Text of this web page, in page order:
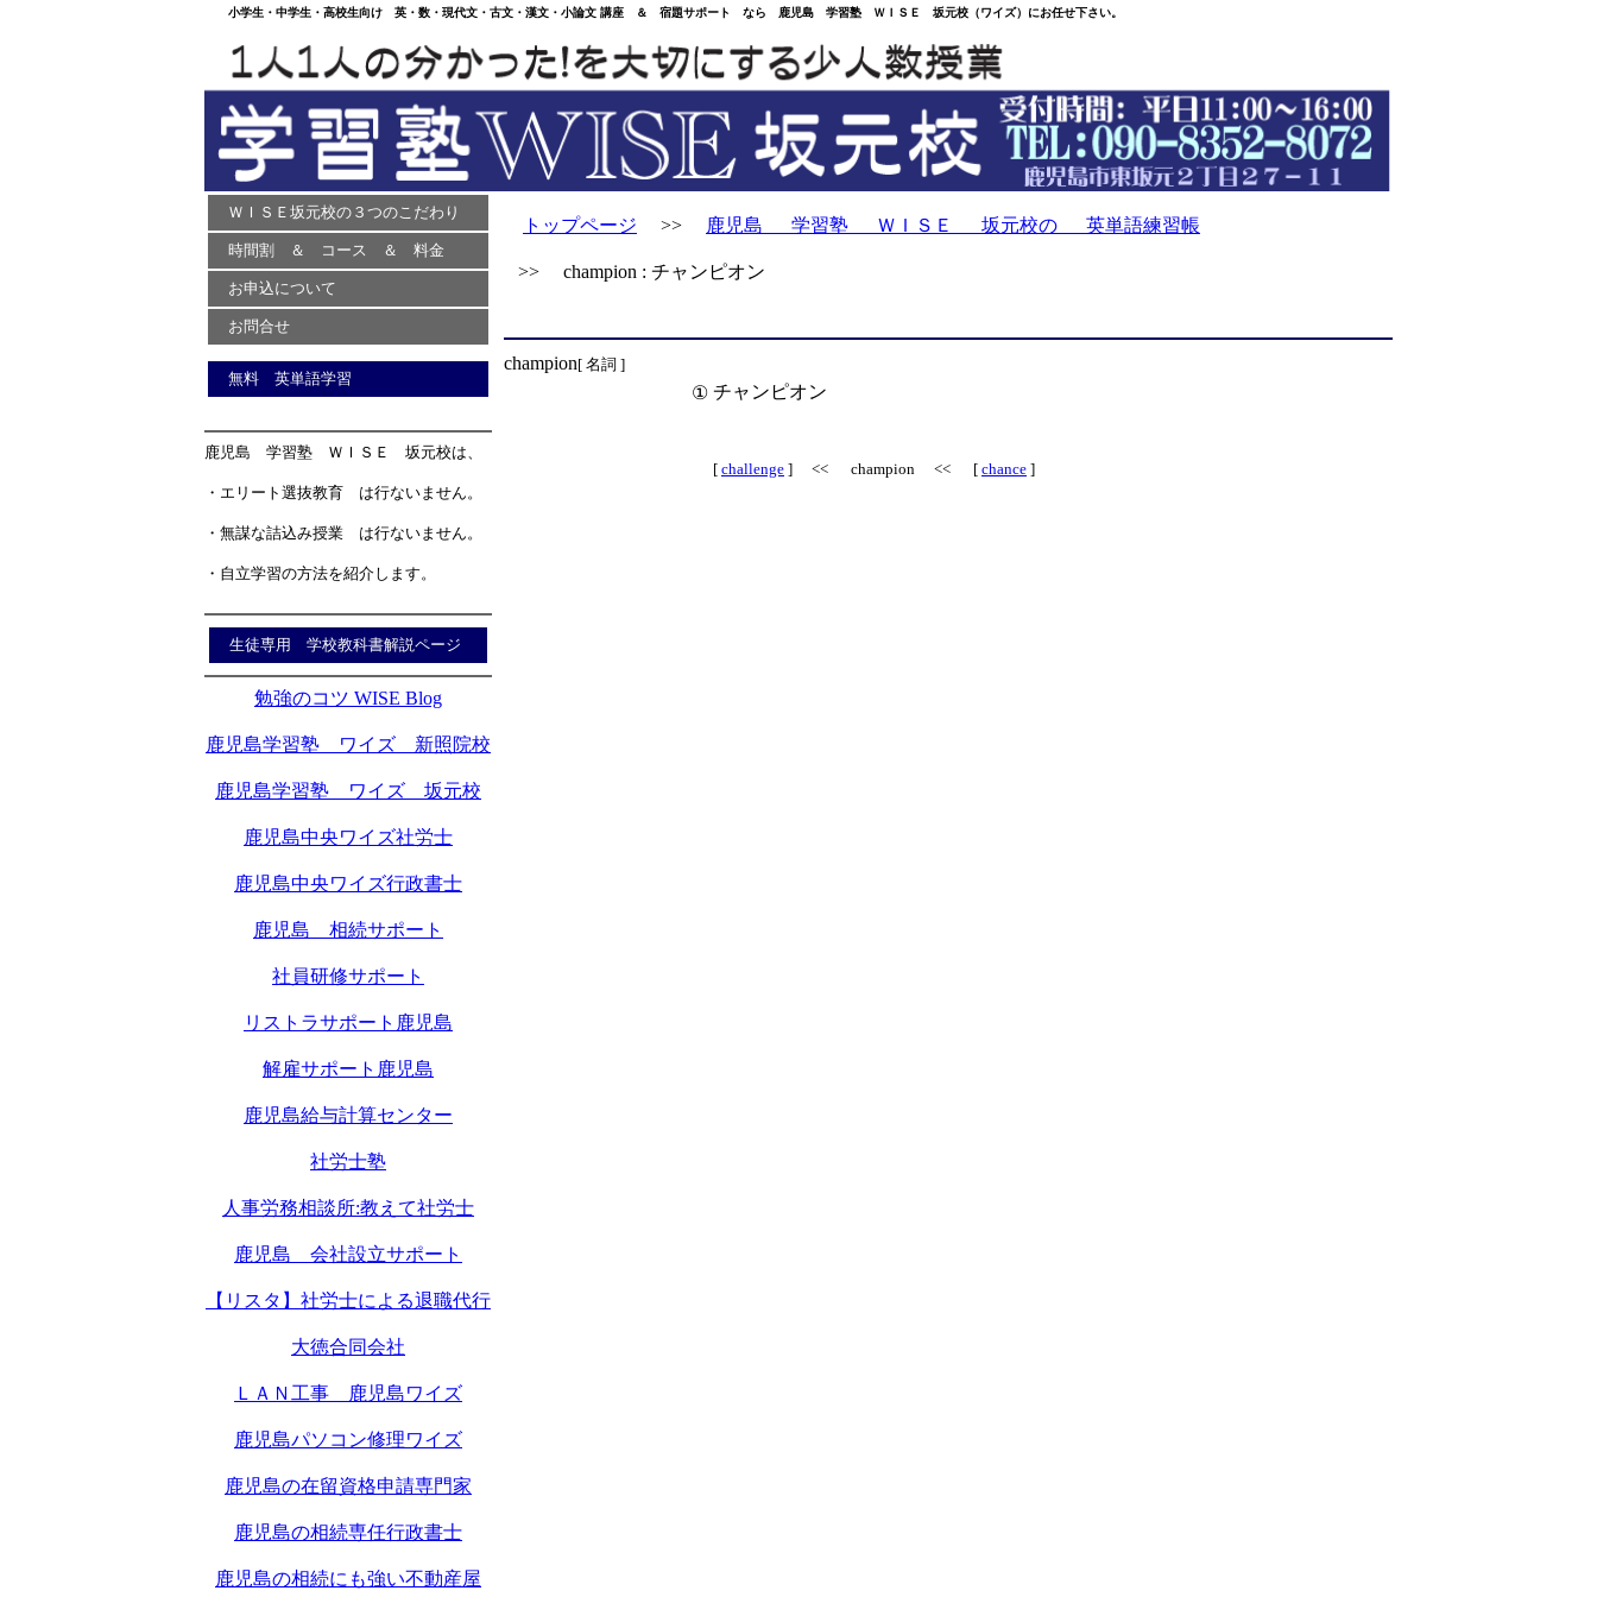
小学生・中学生・高校生向け 英・数・現代文・古文・漢文・小論文 講座 ＆ 宿題サポート なら 鹿児島 学習塾 ＷＩＳＥ 坂元校（ワイズ）にお任せ下さい。
ＷＩＳＥ坂元校の３つのこだわり
時間割 ＆ コース ＆ 料金
お申込について
お問合せ
無料 英単語学習
鹿児島 学習塾 ＷＩＳＥ 坂元校は、
・エリート選抜教育 は行ないません。
・無謀な詰込み授業 は行ないません。
・自立学習の方法を紹介します。
生徒専用 学校教科書解説ページ
勉強のコツ WISE Blog
鹿児島学習塾 ワイズ 新照院校
鹿児島学習塾 ワイズ 坂元校
鹿児島中央ワイズ社労士
鹿児島中央ワイズ行政書士
鹿児島 相続サポート
社員研修サポート
リストラサポート鹿児島
解雇サポート鹿児島
鹿児島給与計算センター
社労士塾
人事労務相談所:教えて社労士
鹿児島 会社設立サポート
【リスタ】社労士による退職代行
大徳合同会社
ＬＡＮ工事 鹿児島ワイズ
鹿児島パソコン修理ワイズ
鹿児島の在留資格申請専門家
鹿児島の相続専任行政書士
鹿児島の相続にも強い不動産屋
トップページ >> 鹿児島 学習塾 ＷＩＳＥ 坂元校の 英単語練習帳
>> champion : チャンピオン
champion[ 名詞 ]
① チャンピオン
[ challenge ] << champion << [ chance ]